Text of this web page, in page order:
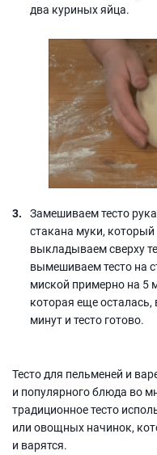
два куриных яйца.
Замешиваем тесто
стакана муки,
выкладываем сверху
вымешиваем тесто на
миской примерно на 5
которая еще
минут и тесто готово.
Тесто для пельменей и
и популярного блюда во
традиционное тесто
или овощных начинок,
и варятся.